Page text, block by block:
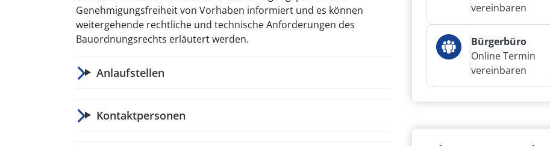
Genehmigungsfreiheit von Vorhaben informiert und es können
weitergehende rechtliche und technische Anforderungen des
Bauordnungsrechts erläutert werden.
Anlaufstellen
Kontaktpersonen
vereinbaren
Bürgerbüro
Online Termin
vereinbaren